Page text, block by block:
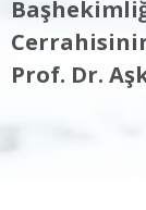
Prof. Dr.